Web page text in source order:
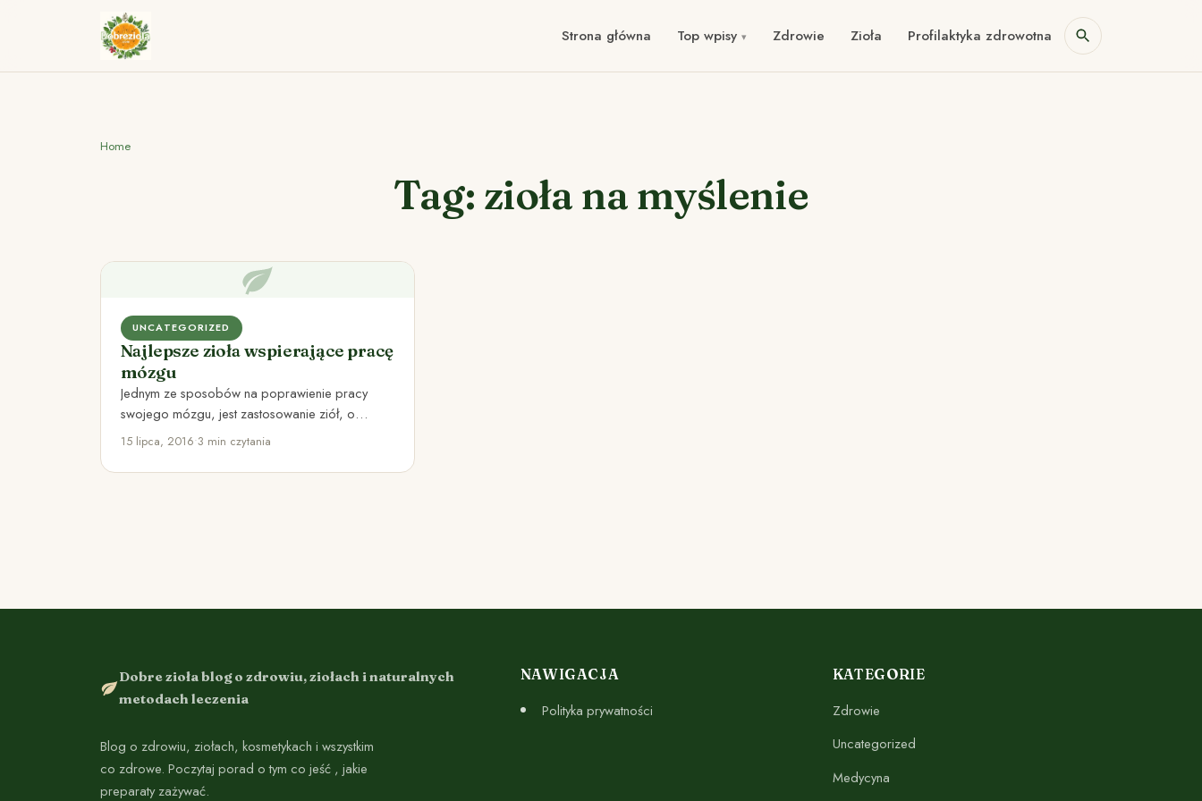
Strona główna Top wpisy Zdrowie Zioła Profilaktyka zdrowotna
Home
Tag: zioła na myślenie
UNCATEGORIZED
Najlepsze zioła wspierające pracę
mózgu
Jednym ze sposobów na poprawienie pracy
swojego mózgu, jest zastosowanie ziół, o
działaniu wspierającym umysł. Obecnie tylko
15 lipca, 2016•3 min czytania
Dobre zioła blog o zdrowiu, ziołach i naturalnych
metodach leczenia
Blog o zdrowiu, ziołach, kosmetykach i wszystkim
co zdrowe. Poczytaj porad o tym co jeść , jakie
preparaty zażywać.
NAWIGACJA
Polityka prywatności
KATEGORIE
Zdrowie
Uncategorized
Medycyna